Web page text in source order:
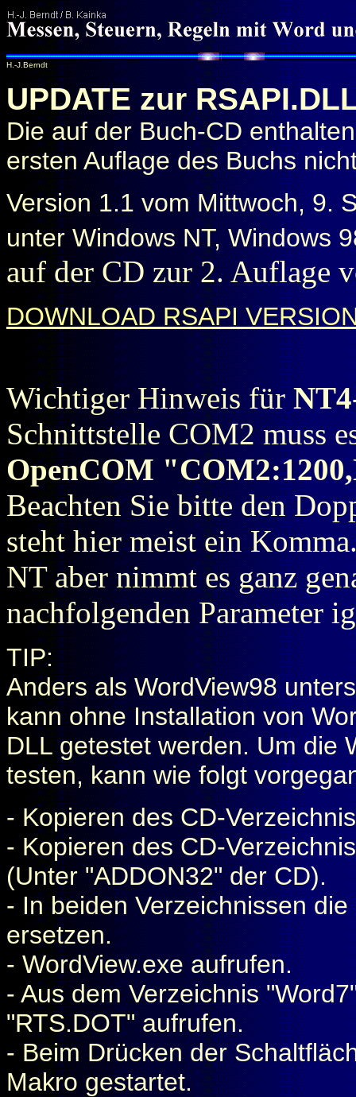
H.-J.Berndt
UPDATE zur
Die auf der Buch-CD
ersten Auflage des Buchs
Version 1.1 vom Mittwoch, 9.
unter Windows NT, Windows
auf der CD zur 2. Auflage
DOWNLOAD RSAPI
Wichtiger Hinweis fürNT4
Schnittstelle COM2 muss
OpenCOM
Beachten Sie bitte den
steht hier meist ein
NT aber nimmt es ganz
nachfolgenden Parameter
TIP:
Anders als WordView98
kann ohne Installation von
DLL getestet werden. Um die
testen, kann wie folgt
- Kopieren des CD-
- Kopieren des CD-
(Unter "ADDON32" der CD).
- In beiden Verzeichnissen
ersetzen.
- WordView.exe aufrufen.
- Aus dem Verzeichnis
"RTS.DOT" aufrufen.
- Beim Drücken der
Makro gestartet.